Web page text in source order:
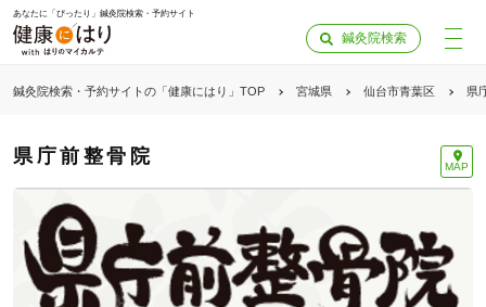
あなたに「ぴったり」鍼灸院検索・予約サイト
鍼灸院検索
鍼灸院検索・予約サイトの「健康にはり」TOP 宮城県 仙台市青葉区 県
県庁前整骨院 MAP